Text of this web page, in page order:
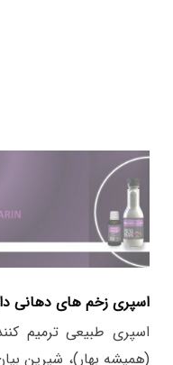
اسپری زخم های دهانی
اسپری طبیعی ترمیم
(همیشه بهار)، شیرین